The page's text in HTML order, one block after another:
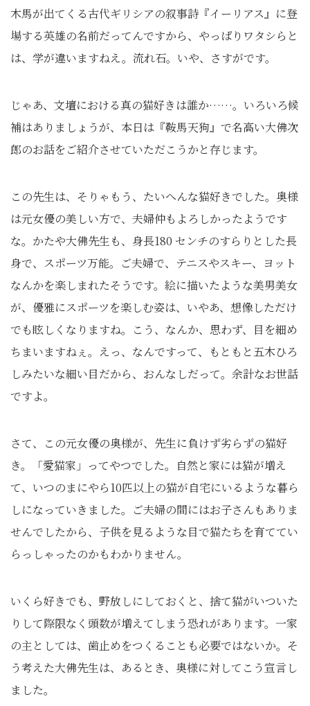
木馬が出てくる古代ギリシアの叙事詩『イーリアス』に登
場する英雄の名前だってんですから、やっぱりワタシらと
は、学が違いますねえ。流れ石。いや、さすがです。
じゃあ、文壇における真の猫好きは誰か……。いろいろ候
補はありましょうが、本日は『鞍馬天狗』で名高い大佛次
郎のお話をご紹介させていただこうかと存じます。
この先生は、そりゃもう、たいへんな猫好きでした。奥様
は元女優の美しい方で、夫婦仲もよろしかったようです
な。かたや大佛先生も、身長180 センチのすらりとした長
身で、スポーツ万能。ご夫婦で、テニスやスキー、ヨット
なんかを楽しまれたそうです。絵に描いたような美男美女
が、優雅にスポーツを楽しむ姿は、いやあ、想像しただけ
でも眩しくなりますね。こう、なんか、思わず、目を細め
ちまいますねぇ。えっ、なんですって、もともと五木ひろ
しみたいな細い目だから、おんなしだって。余計なお世話
ですよ。
さて、この元女優の奥様が、先生に負けず劣らずの猫好
き。「愛猫家」ってやつでした。自然と家には猫が増え
て、いつのまにやら10匹以上の猫が自宅にいるような暮ら
しになっていきました。ご夫婦の間にはお子さんもありま
せんでしたから、子供を見るような目で猫たちを育ててい
らっしゃったのかもわかりません。
いくら好きでも、野放しにしておくと、捨て猫がいついた
りして際限なく頭数が増えてしまう恐れがあります。一家
の主としては、歯止めをつくることも必要ではないか。そ
う考えた大佛先生は、あるとき、奥様に対してこう宣言し
ました。